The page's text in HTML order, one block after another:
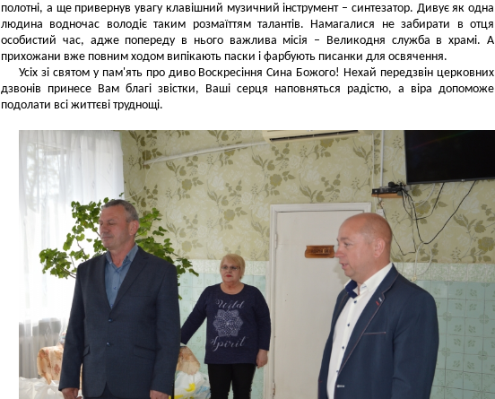
полотні, а ще привернув увагу клавішний музичний інструмент – синтезатор. Дивує як одна
людина водночас володіє таким розмаїттям талантів. Намагалися не забирати в отця
особистий час, адже попереду в нього важлива місія – Великодня служба в храмі. А
прихожани вже повним ходом випікають паски і фарбують писанки для освячення.
Усіх зі святом у пам'ять про диво Воскресіння Сина Божого! Нехай передзвін церковних
дзвонів принесе Вам благі звістки, Ваші серця наповняться радістю, а віра допоможе
подолати всі життєві труднощі.